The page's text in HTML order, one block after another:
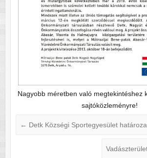
Nagyobb méretben való megtekintéshez
sajtóközleményre!
← Detk Községi Sportegyesület